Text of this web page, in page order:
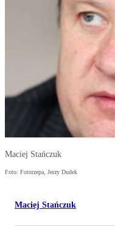
Maciej Stańczuk
Foto: Fotorzepa, Jerzy Dudek
Maciej Stańczuk